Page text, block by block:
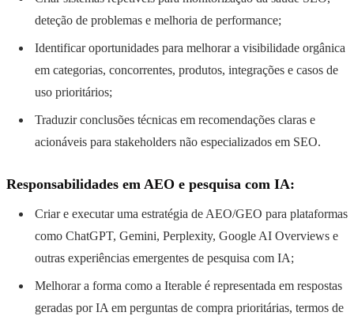
deteção de problemas e melhoria de performance;
Identificar oportunidades para melhorar a visibilidade orgânica
em categorias, concorrentes, produtos, integrações e casos de
uso prioritários;
Traduzir conclusões técnicas em recomendações claras e
acionáveis para stakeholders não especializados em SEO.
Responsabilidades em AEO e pesquisa com IA:
Criar e executar uma estratégia de AEO/GEO para plataformas
como ChatGPT, Gemini, Perplexity, Google AI Overviews e
outras experiências emergentes de pesquisa com IA;
Melhorar a forma como a Iterable é representada em respostas
geradas por IA em perguntas de compra prioritárias, termos de